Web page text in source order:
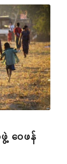
ဝေဖန်